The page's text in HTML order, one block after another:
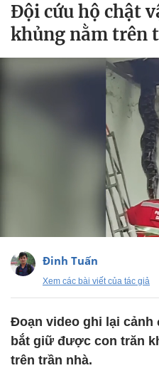
Đội cứu hộ chật
khủng nằm trên
Đinh Tuấn
Xem các bài viết của tác giả
Đoạn video ghi lại
bắt giữ được con trăn
trên trần nhà.